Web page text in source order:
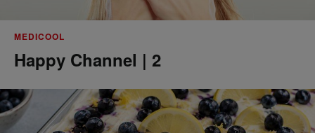
MEDICOOL
Happy Channel | 2